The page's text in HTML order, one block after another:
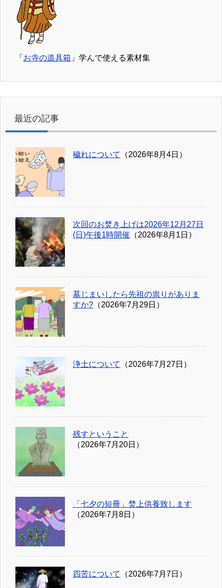
「 お寺の道具箱 」学んで使える素材集
最近の記事
穢れについて （2026年8月4日）
次回のお焚き上げは2026年12月27日
(日)午後1時開催 （2026年8月1日）
墓じまいしたら先祖の祟りがありま
すか? （2026年7月29日）
浄土について （2026年7月27日）
残すということ
（2026年7月20日）
「七夕の短冊」焚上供養致します
（2026年7月8日）
四苦について （2026年7月7日）